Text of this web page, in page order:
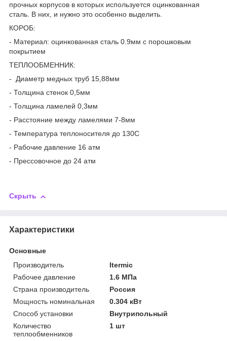
прочных корпусов в которых используется оцинкованная
сталь. В них, и нужно это особенно выделить.
КОРОБ:
- Материал: оцинкованная сталь 0.9мм с порошковым
покрытием
ТЕПЛООБМЕННИК:
- Диаметр медных труб 15,88мм
- Толщина стенок 0,5мм
- Толщина ламелей 0,3мм
- Расстояние между ламелями 7-8мм
- Температура теплоносителя до 130С
- Рабочие давление 16 атм
- Прессовочное до 24 атм
Скрыть
Характеристики
Основные
Производитель
Itermic
Рабочее давление
1.6 МПа
Страна производитель
Россия
Мощность номинальная
0.304 кВт
Способ установки
Внутрипольный
Количество
теплообменников
1 шт